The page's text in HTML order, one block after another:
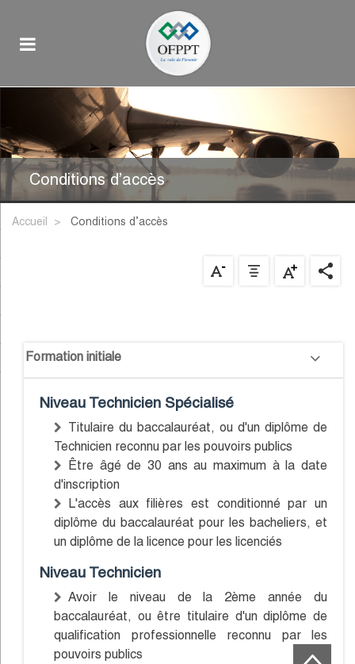
Conditions d’accès
Accueil conditions d’accès
Formation initiale
Niveau Technicien Spécialisé
Titulaire du baccalauréat, ou d'un diplôme de
Technicien reconnu par les pouvoirs publics
Être âgé de 30 ans au maximum à la date
d'inscription
L'accès aux filières est conditionné par un
diplôme du baccalauréat pour les bacheliers, et
un diplôme de la licence pour les licenciés
Niveau Technicien
Avoir le niveau de la 2ème année du
baccalauréat, ou être titulaire d'un diplôme de
qualification professionnelle reconnu par les
pouvoirs publics